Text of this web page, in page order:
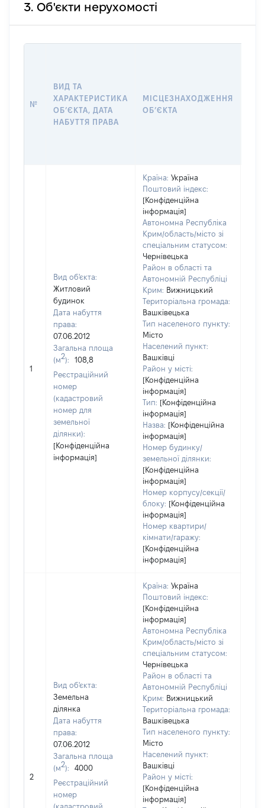
3. Об'єкти нерухомості
№
ВИД ТА
ХАРАКТЕРИСТИКА
ОБʼЄКТА, ДАТА
НАБУТТЯ ПРАВА
МІСЦЕЗНАХОДЖЕННЯ
ОБʼЄКТА
1
Вид об'єкта:
Житловий
будинок
Дата набуття
права:
07.06.2012
Загальна площа
(м2):
108,8
Реєстраційний
номер
(кадастровий
номер для
земельної
ділянки):
[Конфіденційна
інформація]
Країна: Україна
Поштовий індекс:
[Конфіденційна
інформація]
Автономна Республіка
Крим/область/місто зі
спеціальним статусом:
Чернівецька
Район в області та
Автономній Республіці
Крим: Вижницький
Територіальна громада:
Вашківецька
Тип населеного пункту:
Місто
Населений пункт:
Вашківці
Район у місті:
[Конфіденційна
інформація]
Тип: [Конфіденційна
інформація]
Назва: [Конфіденційна
інформація]
Номер будинку/
земельної ділянки:
[Конфіденційна
інформація]
Номер корпусу/секції/
блоку: [Конфіденційна
інформація]
Номер квартири/
кімнати/гаражу:
[Конфіденційна
інформація]
2
Вид об'єкта:
Земельна
ділянка
Дата набуття
права:
07.06.2012
Загальна площа
(м2):
4000
Реєстраційний
номер
(кадастровий
Країна: Україна
Поштовий індекс:
[Конфіденційна
інформація]
Автономна Республіка
Крим/область/місто зі
спеціальним статусом:
Чернівецька
Район в області та
Автономній Республіці
Крим: Вижницький
Територіальна громада:
Вашківецька
Тип населеного пункту:
Місто
Населений пункт:
Вашківці
Район у місті:
[Конфіденційна
інформація]